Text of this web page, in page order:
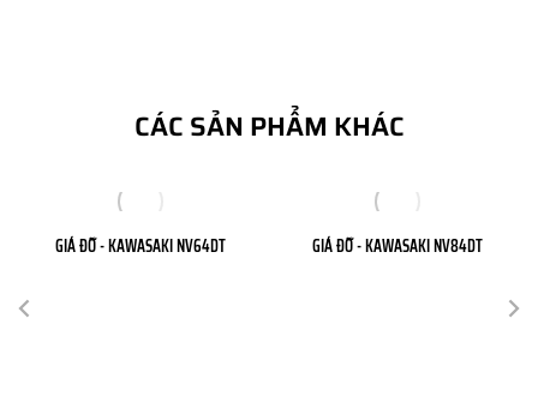
CÁC SẢN PHẨM KHÁC
GIÁ ĐỠ - KAWASAKI NV64DT GIÁ ĐỠ - KAWASAKI NV84DT